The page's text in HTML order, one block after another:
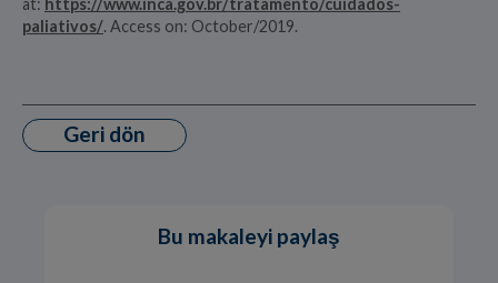
at: https://www.inca.gov.br/tratamento/cuidados-
paliativos/. Access on: October/2019.
Geri dön
Bu makaleyi paylaş